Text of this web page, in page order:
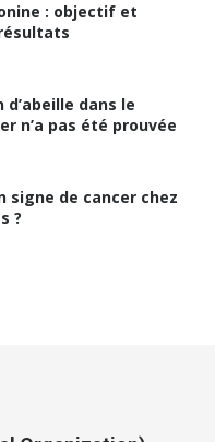
: objectif et
d’abeille dans le
n’a pas été prouvée
signe de cancer chez
?